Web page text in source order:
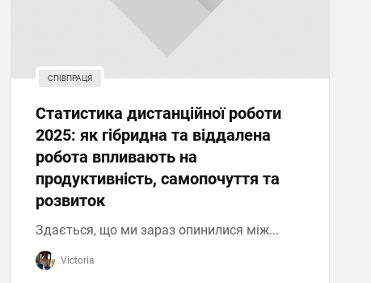
СПІВПРАЦЯ
Статистика дистанційної роботи
2025: як гібридна та віддалена
робота впливають на
продуктивність, самопочуття та
розвиток
Здається, що ми зараз опинилися між...
Victoria